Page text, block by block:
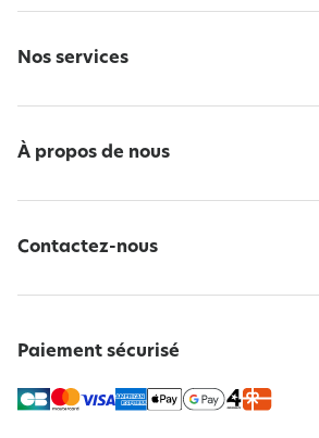
Nos services
À propos de nous
Contactez-nous
Paiement sécurisé